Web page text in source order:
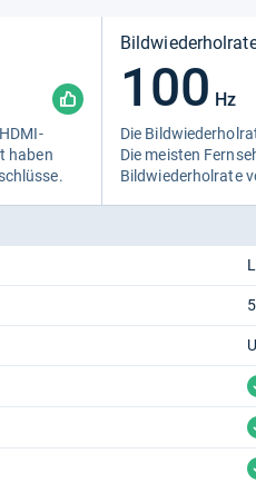
haben
100 Hz
Die
Die meis­ten
Bild­wie­der­hol­rate